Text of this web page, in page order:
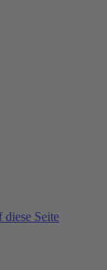
Seite